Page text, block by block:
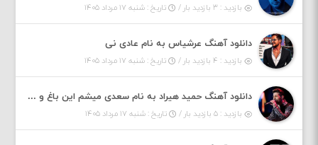
بازدید : ۳ بازدید بار / تاریخ : شنبه ۱۷ مرداد ۱۴۰۵
دانلود آهنگ عرشیاس به نام عادی نی
بازدید : ۴ بازدید بار / تاریخ : شنبه ۱۷ مرداد ۱۴۰۵
دانلود آهنگ حمید هیراد به نام سعدی میشم این باغ و گلستون کنی واسم خیام زمانه ام به تو پرت حواسم
بازدید : ۵ بازدید بار / تاریخ : شنبه ۱۷ مرداد ۱۴۰۵